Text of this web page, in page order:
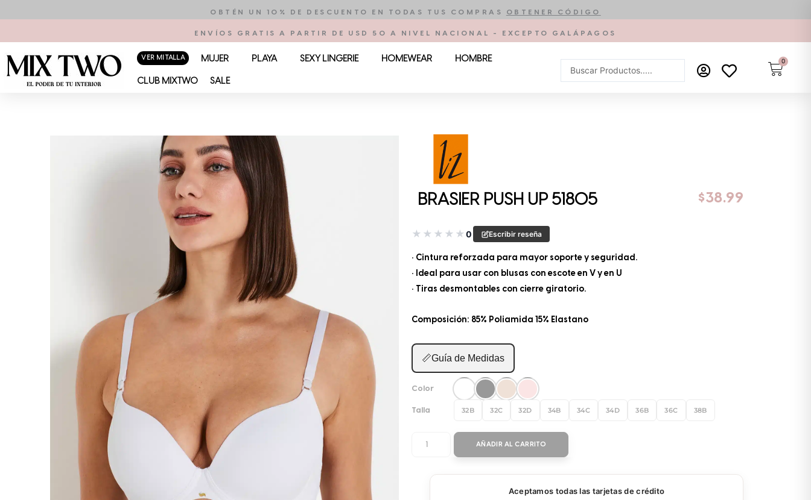
contenido
OBTÉN UN 10% DE DESCUENTO EN TODAS TUS COMPRAS OBTENER CÓDIGO
ENVÍOS GRATIS A PARTIR DE USD 50 A NIVEL NACIONAL - EXCEPTO GALÁPAGOS
VER MI TALLA MUJER PLAYA SEXY LINGERIE HOMEWEAR HOMBRE
CLUB MIXTWO SALE
Search
...
0
BRASIER PUSH UP 51805 $38.99
★ ★ ★ ★ ★0 Escribir reseña
• Cintura reforzada para mayor soporte y seguridad.
• Ideal para usar con blusas con escote en V y en U
• Tiras desmontables con cierre giratorio.
Composición: 85% Poliamida 15% Elastano
📏Guía de Medidas
Color
Talla 32B 32C 32D 34B 34C 34D 36B 36C 38B
BRASIER
PUSH
UP
AÑADIR AL CARRITO
Aceptamos todas las tarjetas de crédito